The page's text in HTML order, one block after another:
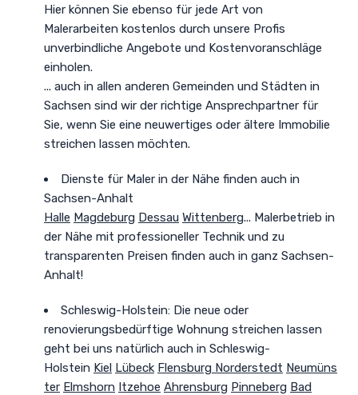
Hier können Sie ebenso für jede Art von
Malerarbeiten kostenlos durch unsere Profis
unverbindliche Angebote und Kostenvoranschläge
einholen.
... auch in allen anderen Gemeinden und Städten in
Sachsen sind wir der richtige Ansprechpartner für
Sie, wenn Sie eine neuwertiges oder ältere Immobilie
streichen lassen möchten.
Dienste für Maler in der Nähe finden auch in
Sachsen-Anhalt
Halle Magdeburg Dessau Wittenberg... Malerbetrieb in
der Nähe mit professioneller Technik und zu
transparenten Preisen finden auch in ganz Sachsen-
Anhalt!
Schleswig-Holstein: Die neue oder
renovierungsbedürftige Wohnung streichen lassen
geht bei uns natürlich auch in Schleswig-
Holstein Kiel Lübeck Flensburg Norderstedt Neumüns
ter Elmshorn Itzehoe Ahrensburg Pinneberg Bad